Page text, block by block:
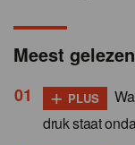
Meest gelezen
+ PLUS
druk staat